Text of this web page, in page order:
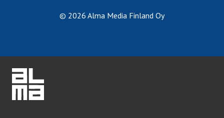
© 2026 Alma Media Finland Oy